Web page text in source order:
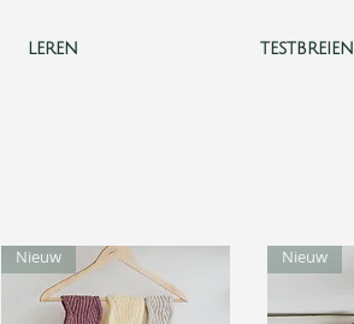
leren testbreien
Nieuw Nieuw